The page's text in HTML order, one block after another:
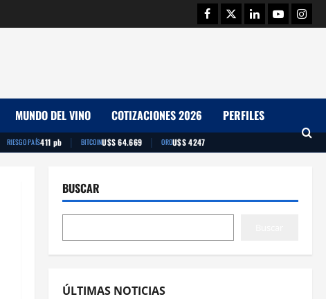
Facebook
TwitterLinkedinYoutube
MUNDO DEL VINO COTIZACIONES 2026 PERFILES
RIESGO PAÍS411 pb | BITCOINU$S 64.669 | OROU$S 4247
BUSCAR
ÚLTIMAS NOTICIAS